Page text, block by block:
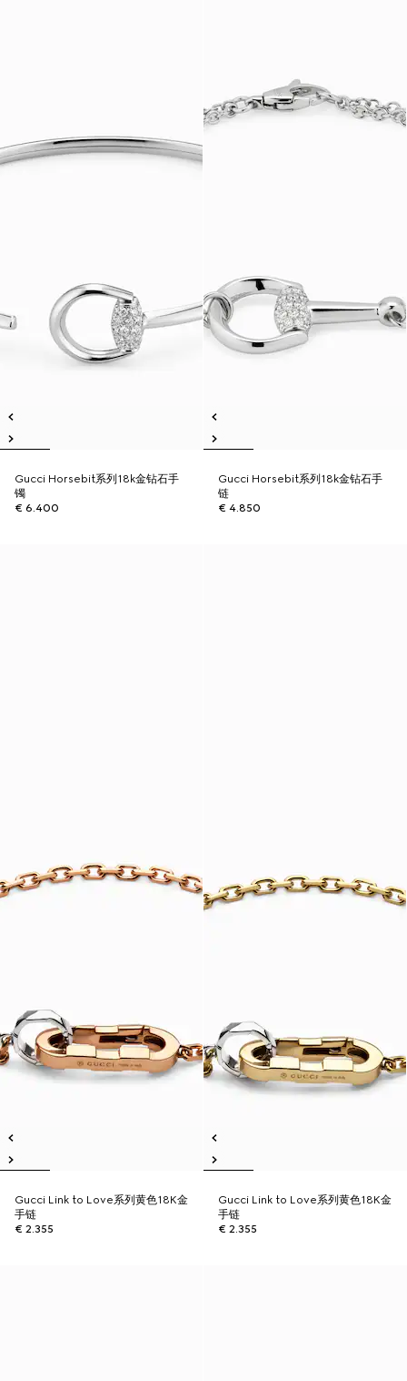
Gucci Horsebit系列18k金钻石手
镯
€ 6.400
Gucci Horsebit系列18k金钻石手
链
€ 4.850
Gucci Link to Love系列黄色18K金
手链
€ 2.355
Gucci Link to Love系列黄色18K金
手链
€ 2.355